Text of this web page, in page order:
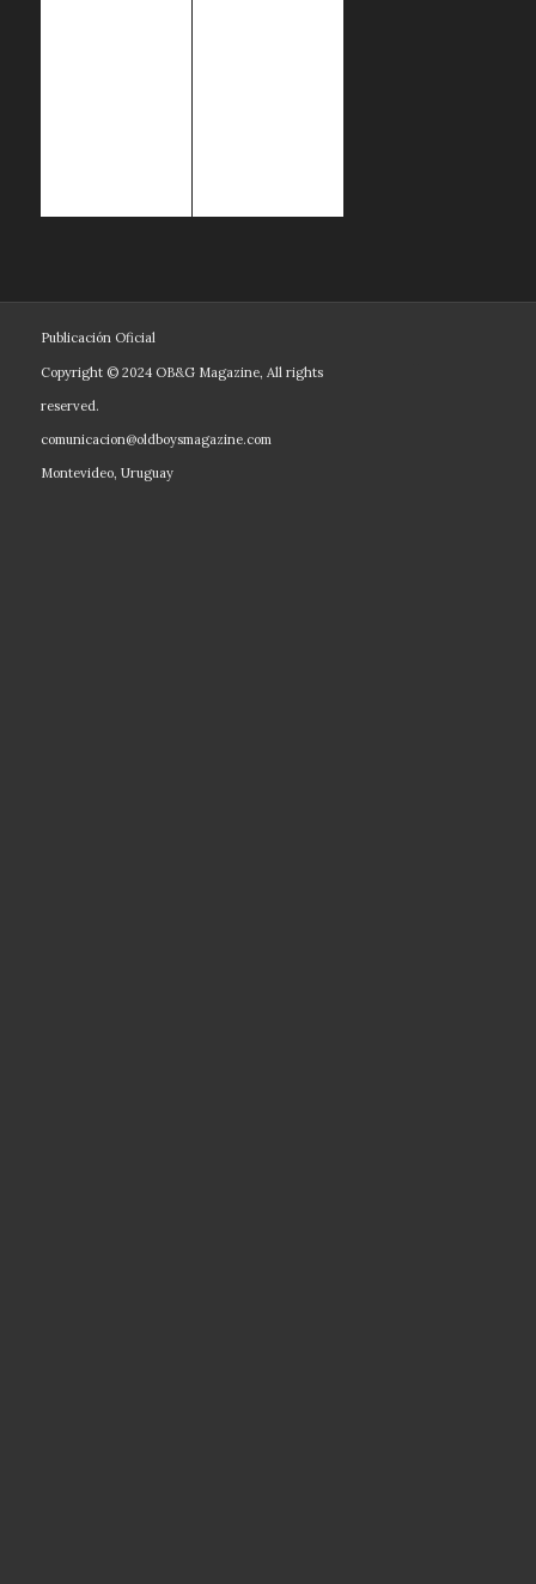
Publicación Oficial
Copyright © 2024 OB&G Magazine, All rights
reserved.
comunicacion@oldboysmagazine.com
Montevideo, Uruguay